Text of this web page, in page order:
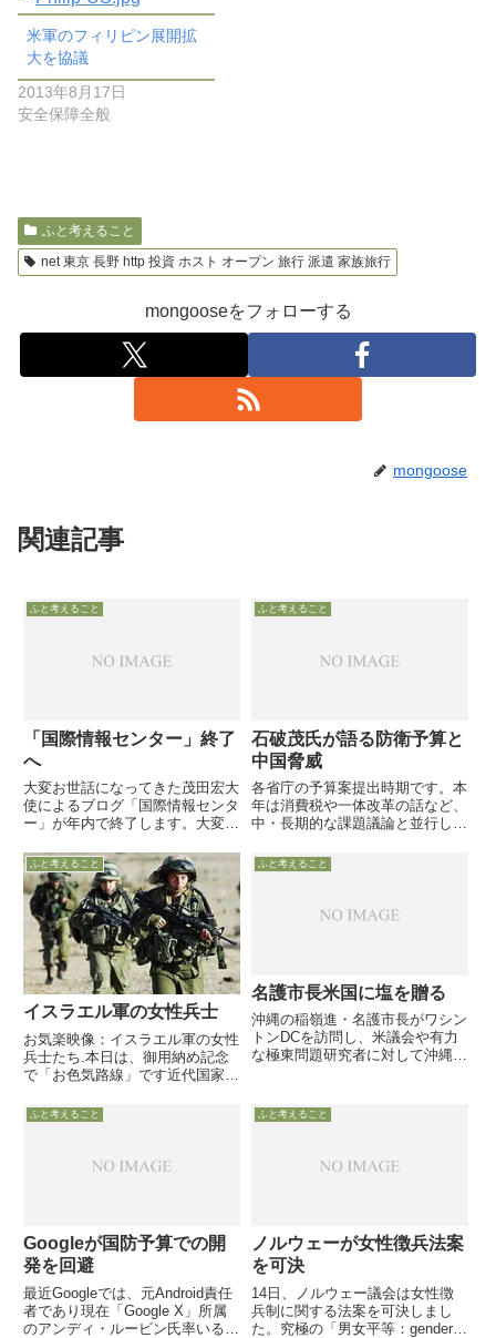
米軍のフィリピン展開拡
大を協議
2013年8月17日
安全保障全般
ふと考えること
net 東京 長野 http 投資 ホスト オープン 旅行 派遣 家族旅行
mongooseをフォローする
mongoose
関連記事
ふと考えること
「国際情報センター」終了
へ
大変お世話になってきた茂田宏大
使によるブログ「国際情報センタ
ー」が年内で終了します。大変残
るメッセージが掲載されていま
す。「他のことに時間を使う必要
が生じたために・・・・
ふと考えること
石破茂氏が語る防衛予算と
中国脅威
各省庁の予算案提出時期です。本
年は消費税や一体改革の話など、
中・長期的な課題議論と並行して
算案の中身が議論されるか疑問で
すので、ご意見番のご意見を
ふと考えること
イスラエル軍の女性兵士
お気楽映像：イスラエル軍の女性
兵士たち.本日は、御用納め記念
で「お色気路線」です近代国家で
は、北欧の一部の国や中立国であ
るスイスやオーストリアだけです
ーシアだけです
ふと考えること
名護市長米国に塩を贈る
沖縄の稲嶺進・名護市長がワシン
トンDCを訪問し、米議会や有力
な極東問題研究者に対して沖縄か
撤退は可能」等の言葉を米側から
引き出した事を沖縄紙が報じ
ふと考えること
Googleが国防予算での開
発を回避
最近Googleでは、元Android責任
者であり現在「Google X」所属
のアンディ・ルービン氏率いる
ふと考えること
ノルウェーが女性徴兵法案
を可決
14日、ノルウェー議会は女性徴
兵制に関する法案を可決しまし
た。究極の「男女平等：gender